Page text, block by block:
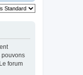
pouvons
forum